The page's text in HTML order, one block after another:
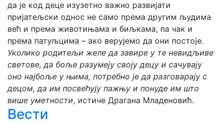
да је код деце изузетно важно развијати
пријатељски однос не само према другим људима
већ и према животињама и биљкама, па чак и
према патуљцима – ако верујемо да они постоје.
Уколико родитељи желе да завире у те невидљиве
светове, да боље разумеју своју децу и сачувају
оно најбоље у њима, потребно је да разговарају с
децом, да им посвећују пажњу и понуде им што
више уметности, истиче Драгана Младеновић.
Вести